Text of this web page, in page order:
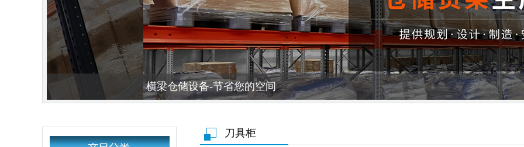
横梁仓储设备-节省您的空间
刀具柜